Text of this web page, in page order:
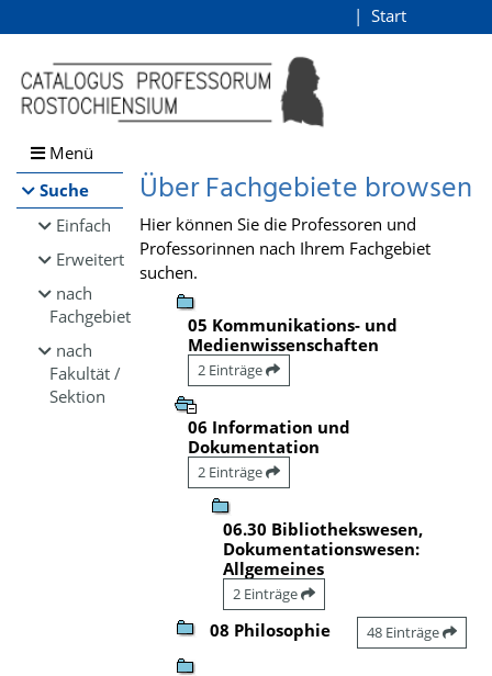
Browsen
direkt zum Inhalt
Start
Menü
Suche
Einfach
Erweitert
nach
Fachgebiet
nach
Fakultät /
Sektion
Über Fachgebiete browsen
Hier können Sie die Professoren und
Professorinnen nach Ihrem Fachgebiet
suchen.
05 Kommunikations- und
Medienwissenschaften
2 Einträge
06 Information und
Dokumentation
2 Einträge
06.30 Bibliothekswesen,
Dokumentationswesen:
Allgemeines
2 Einträge
08 Philosophie 48 Einträge